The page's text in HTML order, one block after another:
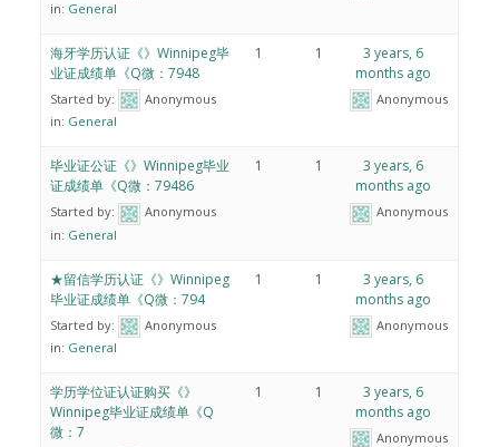
in: General
海牙学历认证《》Winnipeg毕
业证成绩单《Q微：7948
Started by:
Anonymous
in: General
1 1
3 years, 6
months ago
Anonymous
毕业证公证《》Winnipeg毕业
证成绩单《Q微：79486
Started by:
Anonymous
in: General
1 1
3 years, 6
months ago
Anonymous
★留信学历认证《》Winnipeg
毕业证成绩单《Q微：794
Started by:
Anonymous
in: General
1 1
3 years, 6
months ago
Anonymous
学历学位证认证购买《》
Winnipeg毕业证成绩单《Q
微：7
1 1
3 years, 6
months ago
Anonymous